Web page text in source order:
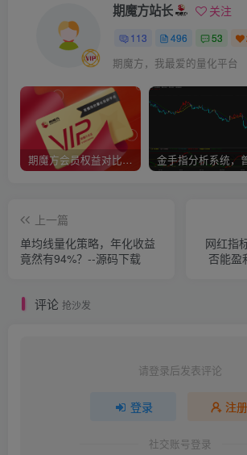
期魔方站长 关注
113 496 53
期魔方，我最爱的量化平台
期魔方会员权益对比，总有一项适合您！
上一篇
单均线量化策略，年化收益
竟然有94%？--源码下载
网红指
否能盈
评论 抢沙发
请登录后发表评论
登录 注册
社交账号登录